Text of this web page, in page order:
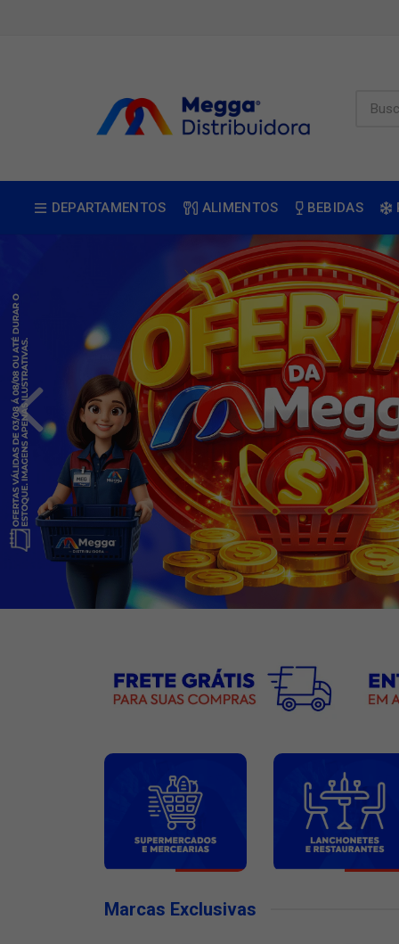
DEPARTAMENTOS ALIMENTOS BEBIDAS
Marcas Exclusivas